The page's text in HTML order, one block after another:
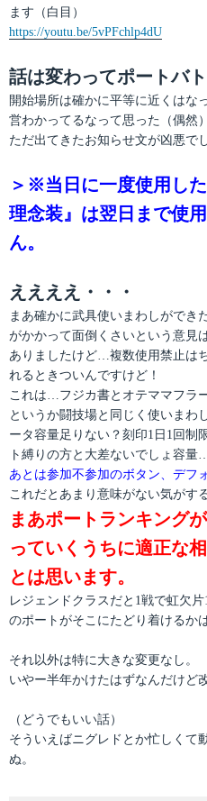
ます（白目）
https://youtu.be/5vPFchlp4dU
話は変わってポートバ
開始場所は確かに平等に近くはな
営わかってるなって思った（偶然）
ただ出てきたお知らせ文が凶悪で
＞※当日に一度使用し
理念装』は翌日まで使
ん。
ええええ・・・
まあ確かに武具使いまわしができ
がかかって面倒くさいという意見
ありましたけど…複数使用禁止は
れるときついんですけど！
これは…フジカ書とオテママフラ
というか闘技場と同じく使いま
ータ容量足りない？刻印1日1回制
ト縛りの方と大差ないでしょ容量…
あとは参加不参加のボタン、デフ
これだとあまり意味がない気がする
まあポートランキング
っていくうちに適正な
とは思います。
レジェンドクラスだと1戦で虹欠
のポートがそこにたどり着けるか
それ以外は特に大きな変更なし。
いやー半年かけたはずなんだけど
（どうでもいい話）
そういえばニグレドとか忙しくて
ぬ。